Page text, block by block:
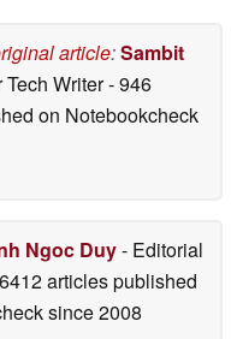
article:Sambit
Tech Writer- 946
on Notebookcheck
Ngoc Duy- Editorial
articles published
since 2008